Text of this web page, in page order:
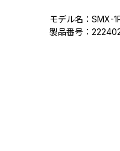
モデル名：SMX-
製品番号：